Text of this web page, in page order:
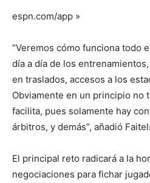
espn.com/app »
“Veremos cómo funciona todo
día a día de los
en traslados, accesos a los
Obviamente en un principio no
facilita, pues solamente hay
árbitros, y demás”, añadió
El principal reto radicará a la
negociaciones para fichar